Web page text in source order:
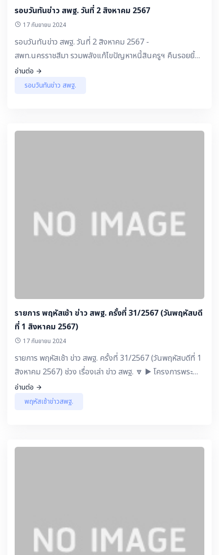
รอบวันทันข่าว สพฐ. วันที่ 2 สิงหาคม 2567
17 กันยายน 2024
รอบวันทันข่าว สพฐ. วันที่ 2 สิงหาคม 2567 -
สพท.นครราชสีมา รวมพลังแก้ไขปัญหาหนี้สินครูฯ คืนรอยยิ้ม
ครูสู่ห้องเรียน
อ่านต่อ
รอบวันทันข่าว สพฐ.
รายการ พฤหัสเช้า ข่าว สพฐ. ครั้งที่ 31/2567 (วันพฤหัสบดี
ที่ 1 สิงหาคม 2567)
17 กันยายน 2024
รายการ พฤหัสเช้า ข่าว สพฐ. ครั้งที่ 31/2567 (วันพฤหัสบดีที่ 1
สิงหาคม 2567) ช่วง เรื่องเล่า ข่าว สพฐ. 🔽 ▶️ โครงการพระ
ราชดำริ : การน้อมนำพระบรมราโชบายของในหลวงรัชกาลที่ 10
สู่การปฏิบัติ โรงเรียนบ้านหนองบัว จังหวัดกาญจนบุรี
โดยการใช้ Google Site โรงเรียนบ้านหนองเรี้ย สพป.ตรัง เขต
1 - การจัดกิจกรรมโครงการโรงเรียนสุจริต ของ สพม.ชัยภูมิ ▶️
อ่านต่อ
พฤหัสเช้าข่าวสพฐ.